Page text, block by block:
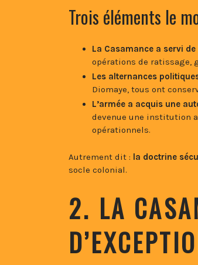
Trois éléments le
La Casamance a servi
opérations de ratissage,
Les alternances
Diomaye, tous ont
L’armée a acquis une
devenue une institution
opérationnels.
Autrement dit : la doctrine
socle colonial.
2. LA